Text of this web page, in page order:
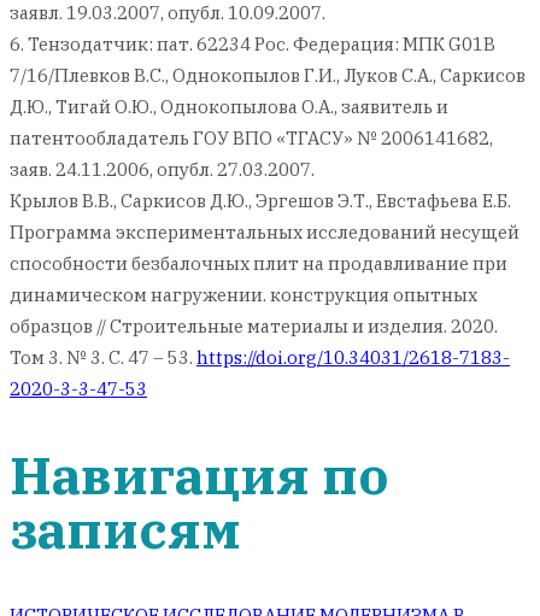
заявл. 19.03.2007, опубл. 10.09.2007.
6. Тензодатчик: пат. 62234 Рос. Федерация: МПК G01B
7/16/Плевков В.С., Однокопылов Г.И., Луков С.А., Саркисов
Д.Ю., Тигай О.Ю., Однокопылова О.А., заявитель и
патентообладатель ГОУ ВПО «ТГАСУ» № 2006141682,
заяв. 24.11.2006, опубл. 27.03.2007.
Крылов В.В., Саркисов Д.Ю., Эргешов Э.Т., Евстафьева Е.Б.
Программа экспериментальных исследований несущей
способности безбалочных плит на продавливание при
динамическом нагружении. конструкция опытных
образцов // Строительные материалы и изделия. 2020.
Том 3. № 3. С. 47 – 53. https://doi.org/10.34031/2618-7183-
2020-3-3-47-53
Навигация по
записям